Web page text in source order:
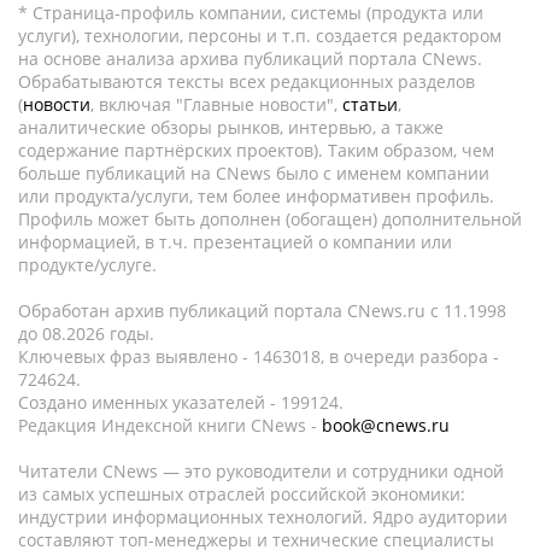
* Страница-профиль компании, системы (продукта или
услуги), технологии, персоны и т.п. создается редактором
на основе анализа архива публикаций портала CNews.
Обрабатываются тексты всех редакционных разделов
(новости, включая "Главные новости", статьи,
аналитические обзоры рынков, интервью, а также
содержание партнёрских проектов). Таким образом, чем
больше публикаций на CNews было с именем компании
или продукта/услуги, тем более информативен профиль.
Профиль может быть дополнен (обогащен) дополнительной
информацией, в т.ч. презентацией о компании или
продукте/услуге.
Обработан архив публикаций портала CNews.ru c 11.1998
до 08.2026 годы.
Ключевых фраз выявлено - 1463018, в очереди разбора -
724624.
Создано именных указателей - 199124.
Редакция Индексной книги CNews - book@cnews.ru
Читатели CNews — это руководители и сотрудники одной
из самых успешных отраслей российской экономики:
индустрии информационных технологий. Ядро аудитории
составляют топ-менеджеры и технические специалисты